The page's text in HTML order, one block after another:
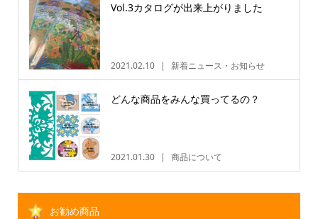
Vol.3カタログが出来上がりました
2021.02.10 新着ニュース・お知らせ
どんな商品をみんな買ってるの？
2021.01.30 商品について
お勧め商品